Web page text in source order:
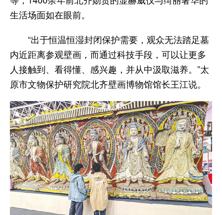
生活场面如在眼前。
“出于恒温恒湿封闭保护需要，观众无法踏足墓
内近距离参观壁画，而通过科技手段，可以让更多
人接触到、看得懂、感兴趣，并从中汲取滋养。”太
原市文物保护研究院北齐壁画博物馆馆长王江说。